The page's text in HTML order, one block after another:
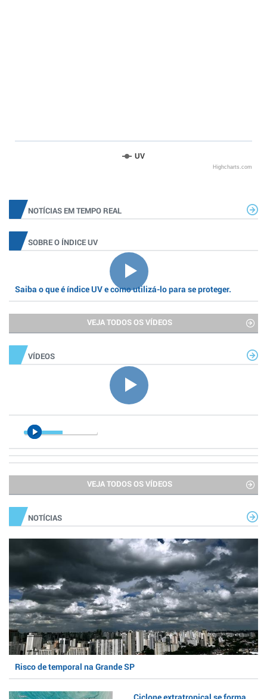
UV
Highcharts.com
NOTÍCIAS EM TEMPO REAL
SOBRE O ÍNDICE UV
Saiba o que é índice UV e como utilizá-lo para se proteger.
VEJA TODOS OS VÍDEOS
VÍDEOS
VEJA TODOS OS VÍDEOS
NOTÍCIAS
Risco de temporal na Grande SP